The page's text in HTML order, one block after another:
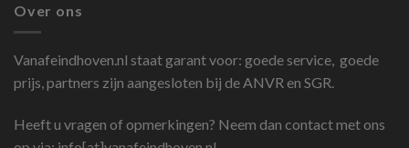
Over ons
Vanafeindhoven.nl staat garant voor: goede service, goede
prijs, partners zijn aangesloten bij de ANVR en SGR.
Heeft u vragen of opmerkingen? Neem dan contact met ons